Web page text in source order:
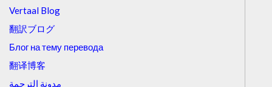
Vertaal Blog
翻訳ブログ
Блог на тему перевода
翻译博客
مدونة الترجمة